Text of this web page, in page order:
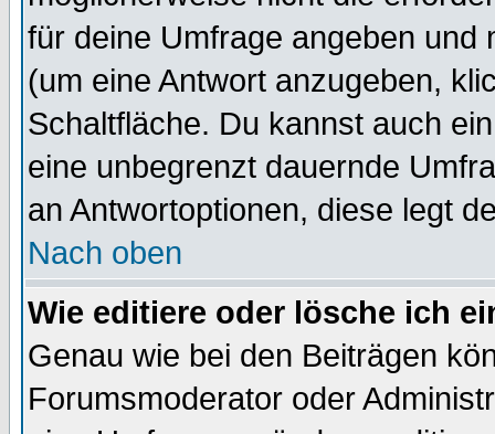
für deine Umfrage angeben und
(um eine Antwort anzugeben,
Schaltfläche. Du kannst auch
eine unbegrenzt dauernde
an Antwortoptionen, diese legt
Nach oben
Wie editiere oder lösche ich
Genau wie bei den Beiträgen
Forumsmoderator oder